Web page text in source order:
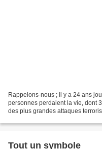
Rappelons-nous ; Il y a 24 ans
personnes perdaient la vie, dont
des plus grandes attaques
Tout un symbole